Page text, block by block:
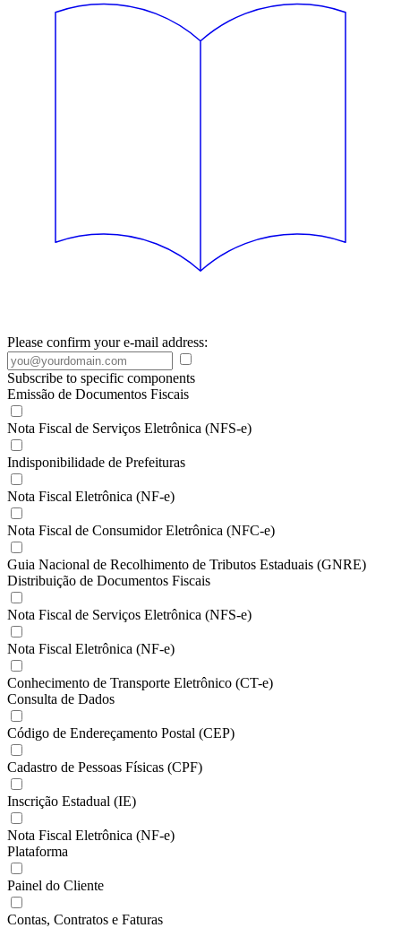
Please confirm your e-mail address:
Subscribe to specific components
Emissão de Documentos Fiscais
Nota Fiscal de Serviços Eletrônica (NFS-e)
Indisponibilidade de Prefeituras
Nota Fiscal Eletrônica (NF-e)
Nota Fiscal de Consumidor Eletrônica (NFC-e)
Guia Nacional de Recolhimento de Tributos Estaduais (GNRE)
Distribuição de Documentos Fiscais
Nota Fiscal de Serviços Eletrônica (NFS-e)
Nota Fiscal Eletrônica (NF-e)
Conhecimento de Transporte Eletrônico (CT-e)
Consulta de Dados
Código de Endereçamento Postal (CEP)
Cadastro de Pessoas Físicas (CPF)
Inscrição Estadual (IE)
Nota Fiscal Eletrônica (NF-e)
Plataforma
Painel do Cliente
Contas, Contratos e Faturas